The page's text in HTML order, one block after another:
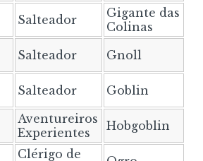
Salteador
Gigante das
Colinas
Salteador Gnoll
Salteador Goblin
Aventureiros
Experientes
Hobgoblin
Clérigo de